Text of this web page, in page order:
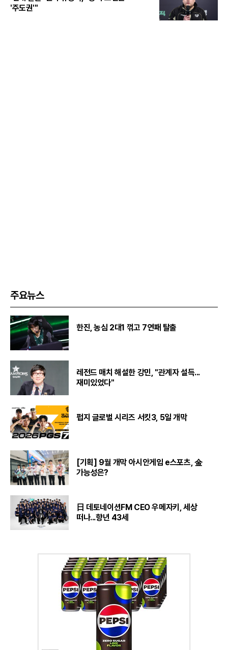
'주도권'"
주요뉴스
한진, 농심 2대1 꺾고 7연패 탈출
레전드 매치 해설한 강민, "관계자 설득...
재미있었다"
펍지 글로벌 시리즈 서킷3, 5일 개막
[기획] 9월 개막 아시안게임 e스포츠, 金
가능성은?
日 데토네이션FM CEO 우메자키, 세상
떠나...향년 43세